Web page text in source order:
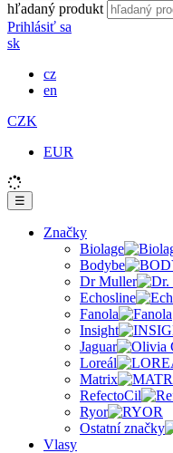
hľadaný produkt
Prihlásiť sa
sk
cz
en
CZK
EUR
☰
Značky
Biolage
Bodybe
Dr Muller
Echosline
Fanola
Insight
Jaguar
Loreál
Matrix
RefectoCil
Ryor
Ostatní značky
Vlasy